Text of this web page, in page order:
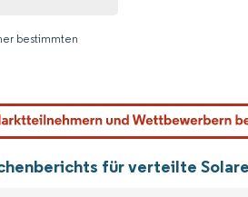
bestimmten
Bild ©
für verteilte